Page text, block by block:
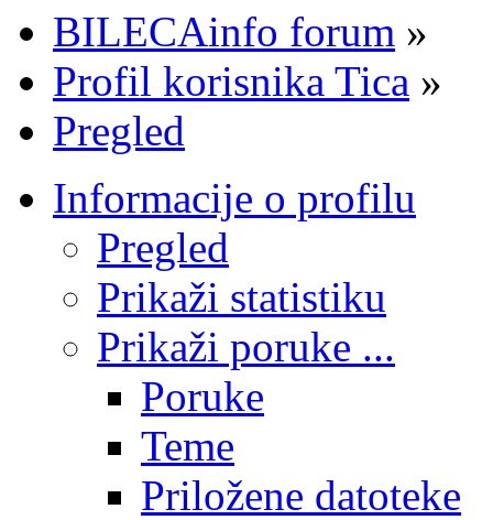
BILECAinfo forum »
Profil korisnika Tica »
Pregled
Informacije o profilu
Pregled
Prikaži statistiku
Prikaži poruke ...
Poruke
Teme
Priložene datoteke